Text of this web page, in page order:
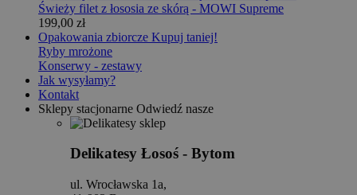
Świeży filet z łososia ze skórą - MOWI Supreme
199,00 zł
Opakowania zbiorcze Kupuj taniej!
Ryby mrożone
Konserwy - zestawy
Jak wysyłamy?
Kontakt
Sklepy stacjonarne Odwiedź nasze
Delikatesy Łosoś - Bytom
ul. Wrocławska 1a,